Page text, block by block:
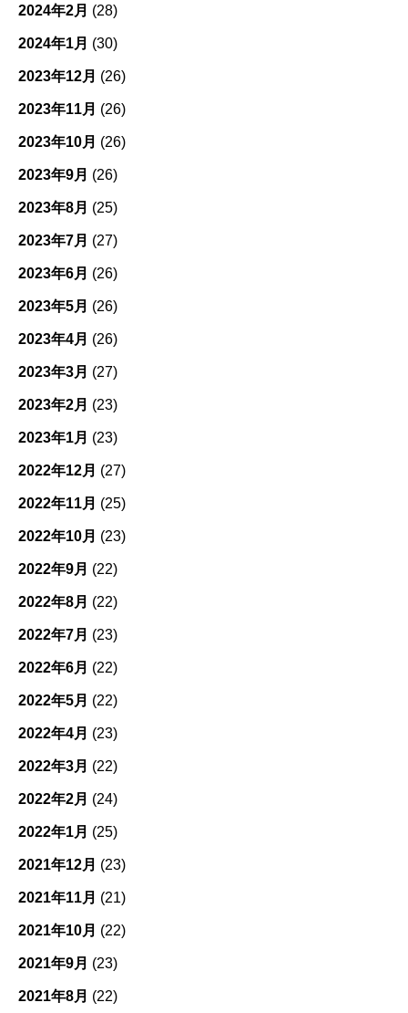
2024年2月 (28)
2024年1月 (30)
2023年12月 (26)
2023年11月 (26)
2023年10月 (26)
2023年9月 (26)
2023年8月 (25)
2023年7月 (27)
2023年6月 (26)
2023年5月 (26)
2023年4月 (26)
2023年3月 (27)
2023年2月 (23)
2023年1月 (23)
2022年12月 (27)
2022年11月 (25)
2022年10月 (23)
2022年9月 (22)
2022年8月 (22)
2022年7月 (23)
2022年6月 (22)
2022年5月 (22)
2022年4月 (23)
2022年3月 (22)
2022年2月 (24)
2022年1月 (25)
2021年12月 (23)
2021年11月 (21)
2021年10月 (22)
2021年9月 (23)
2021年8月 (22)